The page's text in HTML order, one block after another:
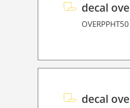
OVERPPHT50